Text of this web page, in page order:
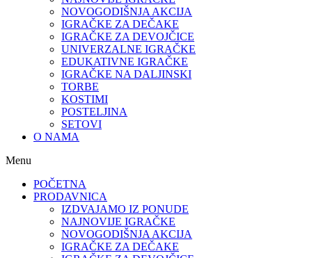
NOVOGODIŠNJA AKCIJA
IGRAČKE ZA DEČAKE
IGRAČKE ZA DEVOJČICE
UNIVERZALNE IGRAČKE
EDUKATIVNE IGRAČKE
IGRAČKE NA DALJINSKI
TORBE
KOSTIMI
POSTELJINA
SETOVI
O NAMA
Menu
POČETNA
PRODAVNICA
IZDVAJAMO IZ PONUDE
NAJNOVIJE IGRAČKE
NOVOGODIŠNJA AKCIJA
IGRAČKE ZA DEČAKE